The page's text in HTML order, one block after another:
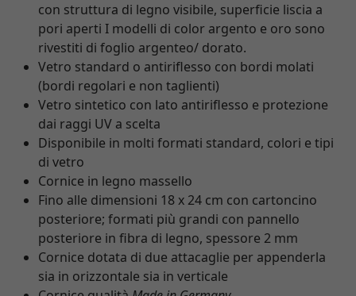
con struttura di legno visibile, superficie liscia a
pori aperti I modelli di color argento e oro sono
rivestiti di foglio argenteo/ dorato.
Vetro standard o antiriflesso con bordi molati
(bordi regolari e non taglienti)
Vetro sintetico con lato antiriflesso e protezione
dai raggi UV a scelta
Disponibile in molti formati standard, colori e tipi
di vetro
Cornice in legno massello
Fino alle dimensioni 18 x 24 cm con cartoncino
posteriore; formati più grandi con pannello
posteriore in fibra di legno, spessore 2 mm
Cornice dotata di due attacaglie per appenderla
sia in orizzontale sia in verticale